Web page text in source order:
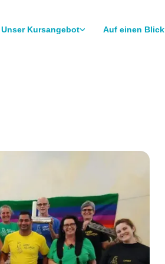
Unser Kursangebot Auf einen Blick